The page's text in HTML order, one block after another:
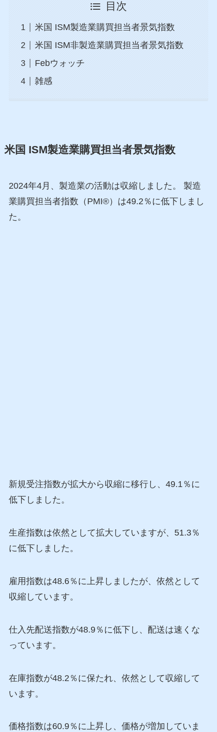
目次
米国 ISM製造業購買担当者景気指数
米国 ISM非製造業購買担当者景気指数
Febウォッチ
雑感
米国 ISM製造業購買担当者景気指数
2024年4月、製造業の活動は収縮しました。 製造
業購買担当者指数（PMI®）は49.2％に低下しまし
た。
新規受注指数が拡大から収縮に移行し、49.1％に
低下しました。
生産指数は依然として拡大していますが、51.3％
に低下しました。
雇用指数は48.6％に上昇しましたが、依然として
収縮しています。
仕入先配送指数が48.9％に低下し、配送は速くな
っています。
在庫指数が48.2％に保たれ、依然として収縮して
います。
価格指数は60.9％に上昇し、価格が増加していま